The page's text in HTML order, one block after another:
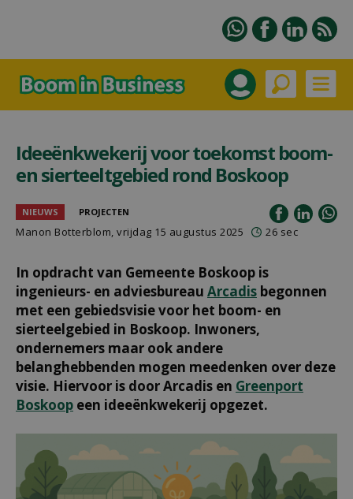
Ideeënkwekerij voor toekomst boom-
en sierteeltgebied rond Boskoop
NIEUWS PROJECTEN
Manon Botterblom, vrijdag 15 augustus 2025 26 sec
In opdracht van Gemeente Boskoop is
ingenieurs- en adviesbureau Arcadis begonnen
met een gebiedsvisie voor het boom- en
sierteelgebied in Boskoop. Inwoners,
ondernemers maar ook andere
belanghebbenden mogen meedenken over deze
visie. Hiervoor is door Arcadis en Greenport
Boskoop een ideeënkwekerij opgezet.